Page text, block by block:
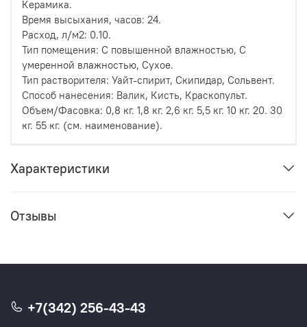
Керамика.
Время высыхания, часов: 24.
Расход, л/м2: 0.10.
Тип помещения: С повышенной влажностью, С
умеренной влажностью, Сухое.
Тип растворителя: Уайт-спирит, Скипидар, Сольвент.
Способ нанесения: Валик, Кисть, Краскопульт.
Объем/Фасовка: 0,8 кг. 1,8 кг. 2,6 кг. 5,5 кг. 10 кг. 20. 30
кг. 55 кг. (см. наименование).
Характеристики
Отзывы
+7(342) 256-43-43